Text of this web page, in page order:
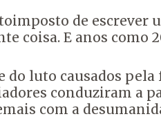
de escrever
coisa. E anos
do luto causados
conduziram a
com a